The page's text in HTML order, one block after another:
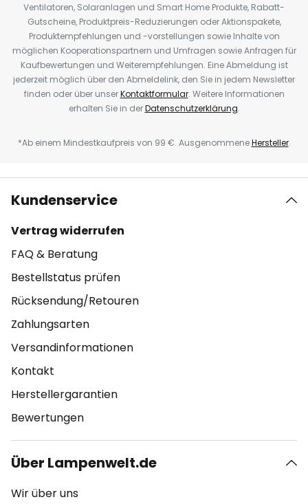
Ventilatoren, Solaranlagen und Smart Home Produkte, Rabatt-
Gutscheine, Produktpreis-Reduzierungen oder Aktionspakete,
Produktempfehlungen und -vorstellungen sowie Inhalte von
möglichen Kooperationspartnern und Umfragen sowie Anfragen für
Kaufbewertungen und Weiterempfehlungen. Eine Abmeldung ist
jederzeit möglich über den Abmeldelink, den Sie in jedem Newsletter
finden oder über unserKontaktformular. Weitere Informationen
erhalten Sie in derDatenschutzerklärung.
*Ab einem Mindestkaufpreis von 99 €. AusgenommeneHersteller.
Kundenservice
Vertrag widerrufen
FAQ & Beratung
Bestellstatus prüfen
Rücksendung/Retouren
Zahlungsarten
Versandinformationen
Kontakt
Herstellergarantien
Bewertungen
Über Lampenwelt.de
Wir über uns